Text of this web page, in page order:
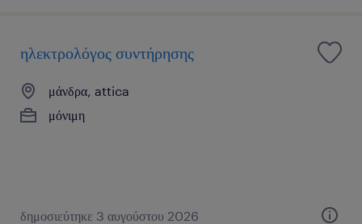
ηλεκτρολόγος συντήρησης
μάνδρα, attica
μόνιμη
δημοσιεύτηκε 3 αυγούστου 2026